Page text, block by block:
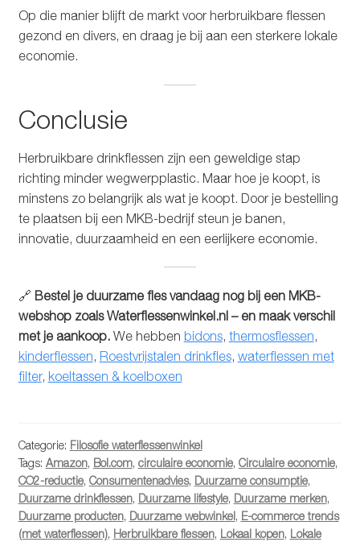
Op die manier blijft de markt voor herbruikbare flessen
gezond en divers, en draag je bij aan een sterkere lokale
economie.
Conclusie
Herbruikbare drinkflessen zijn een geweldige stap
richting minder wegwerpplastic. Maar hoe je koopt, is
minstens zo belangrijk als wat je koopt. Door je bestelling
te plaatsen bij een MKB-bedrijf steun je banen,
innovatie, duurzaamheid en een eerlijkere economie.
🔗 Bestel je duurzame fles vandaag nog bij een MKB-
webshop zoals Waterflessenwinkel.nl – en maak verschil
met je aankoop.We hebben bidons, thermosflessen,
kinderflessen, Roestvrijstalen drinkfles, waterflessen met
filter, koeltassen & koelboxen
Categorie: Filosofie waterflessenwinkel
Tags: Amazon, Bol.com, circulaire economie, Circulaire economie,
CO2-reductie, Consumentenadvies, Duurzame consumptie,
Duurzame drinkflessen, Duurzame lifestyle, Duurzame merken,
Duurzame producten, Duurzame webwinkel, E-commerce trends
(met waterflessen), Herbruikbare flessen, Lokaal kopen, Lokale